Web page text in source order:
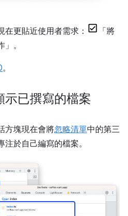
在更貼近使用者需求：
「將
。
。
示已撰寫的檔案
方塊現在會將忽略清單中的第三
於自己編寫的檔案。